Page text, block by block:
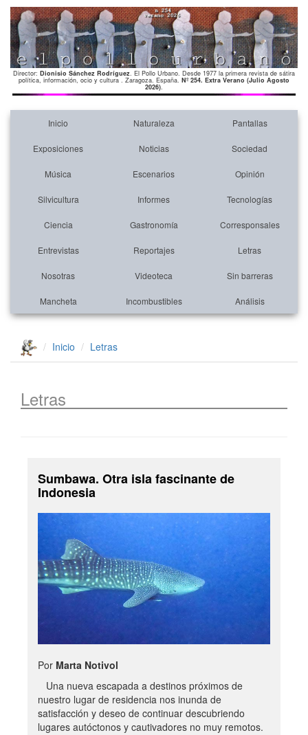
Director: Dionisio Sánchez Rodríguez. El Pollo Urbano. Desde 1977 la primera revista de sátira
política, información, ocio y cultura . Zaragoza. España. Nº 254. Extra Verano (Julio Agosto
2026).
Inicio Naturaleza Pantallas
Exposiciones Noticias Sociedad
Música Escenarios Opinión
Silvicultura Informes Tecnologías
Ciencia Gastronomía Corresponsales
Entrevistas Reportajes Letras
Nosotras Videoteca Sin barreras
Mancheta Incombustibles Análisis
Inicio Letras
Letras
Sumbawa. Otra isla fascinante de
Indonesia
Por Marta Notivol
Una nueva escapada a destinos próximos de
nuestro lugar de residencia nos inunda de
satisfacción y deseo de continuar descubriendo
lugares autóctonos y cautivadores no muy remotos.